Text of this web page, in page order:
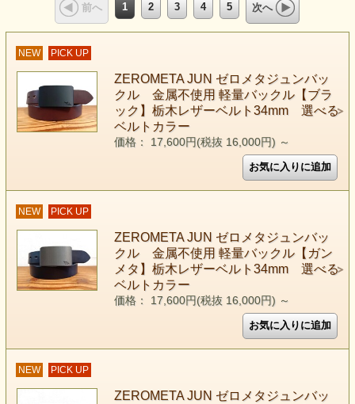
前へ 1 2 3 4 5 次へ
NEW PICK UP
ZEROMETA JUN ゼロメタジュンバッ
クル 金属不使用 軽量バックル【ブラ
ック】栃木レザーベルト34mm 選べる
ベルトカラー
価格： 17,600円(税抜 16,000円) ～
NEW PICK UP
ZEROMETA JUN ゼロメタジュンバッ
クル 金属不使用 軽量バックル【ガン
メタ】栃木レザーベルト34mm 選べる
ベルトカラー
価格： 17,600円(税抜 16,000円) ～
NEW PICK UP
ZEROMETA JUN ゼロメタジュンバッ